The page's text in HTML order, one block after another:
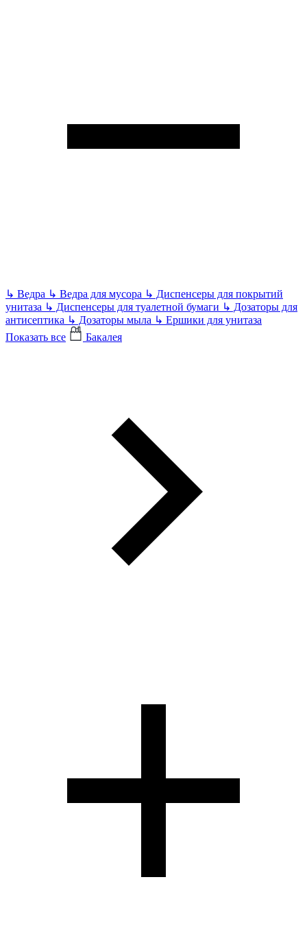
↳ Ведра ↳ Ведра для мусора ↳ Диспенсеры для покрытий
унитаза ↳ Диспенсеры для туалетной бумаги ↳ Дозаторы для
антисептика ↳ Дозаторы мыла ↳ Ершики для унитаза
Показать все
Бакалея